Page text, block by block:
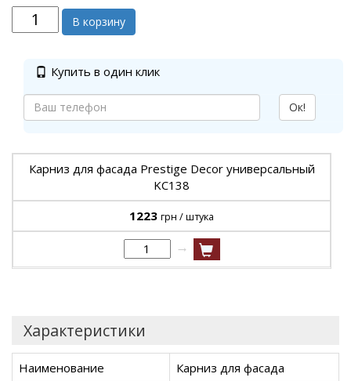
В корзину
Купить в один клик
Ок!
Карниз для фасада Prestige Decor универсальный
KC138
1223 грн / штука
→
Характеристики
Наименование
Карниз для фасада